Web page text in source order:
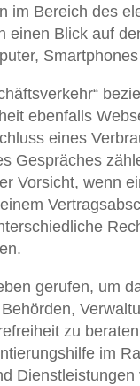
im Bereich des
einen Blick auf
ebenfalls
eines
Gespräches
Vorsicht, wenn
gerufen, um
zu
im